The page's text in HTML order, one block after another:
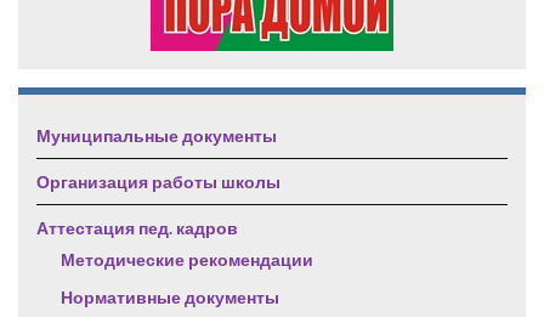
Муниципальные документы
Организация работы школы
Аттестация пед. кадров
Методические рекомендации
Нормативные документы